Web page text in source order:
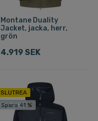
Montane Duality
Jacket, jacka, herr,
grön
4.919 SEK
SLUTREA
Fri frakt
Spara 41 %